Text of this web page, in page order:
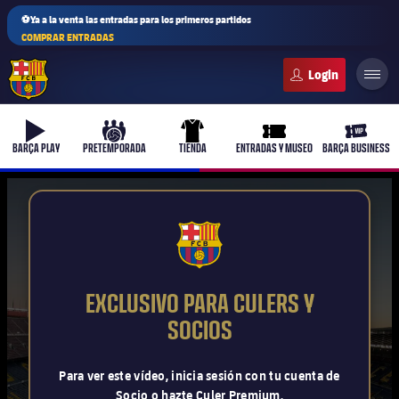
⚽Ya a la venta las entradas para los primeros partidos
COMPRAR ENTRADAS
b-play
BARÇA PLAY
culers-ball
PRETEMPORADA
uniform
TIENDA
ticket-full
ENTRADAS Y MUSEO
ticket-
BARÇA BUSINESS
Actualidad
Barça Atlètic
plusicon
más
FCB Barcelona badge
EXCLUSIVO PARA CULERS Y
SOCIOS
Para ver este vídeo, inicia sesión con tu cuenta de
Socio o hazte Culer Premium.